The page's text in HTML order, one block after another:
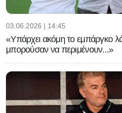
03.06.2026 | 14:45
«Υπάρχει ακόμη το εμπάργκο
μπορούσαν να περιμένουν...»